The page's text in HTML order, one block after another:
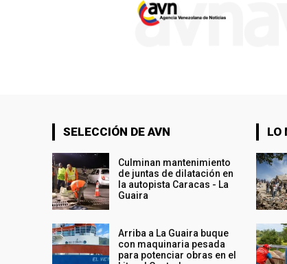
SELECCIÓN DE AVN
Culminan mantenimiento
de juntas de dilatación en
la autopista Caracas - La
Guaira
Arriba a La Guaira buque
con maquinaria pesada
para potenciar obras en el
LO